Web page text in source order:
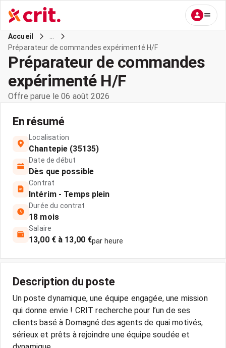
Accueil
Préparateur de commandes expérimenté H/F
Préparateur de commandes
expérimenté H/F
Offre parue le 06 août 2026
En résumé
Localisation
Chantepie (35135)
Date de début
Dès que possible
Contrat
Intérim - Temps plein
Durée du contrat
18 mois
Salaire
13,00 € à 13,00 €par heure
Description du poste
Un poste dynamique, une équipe engagée, une mission
qui donne envie ! CRIT recherche pour l’un de ses
clients basé à Domagné des agents de quai motivés,
sérieux et prêts à rejoindre une équipe soudée et